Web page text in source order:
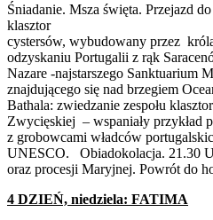
Śniadanie. Msza święta. Przejazd
klasztor
cystersów, wybudowany przez
odzyskaniu Portugalii z rąk
Nazare -najstarszego Sanktuarium
znajdującego się nad brzegiem
Bathala: zwiedzanie zespołu
Zwycięskiej – wspaniały przykład
z grobowcami władców
UNESCO. Obiadokolacja. 21.30
oraz procesji Maryjnej. Powrót do
4 DZIEŃ, niedziela: FATIMA